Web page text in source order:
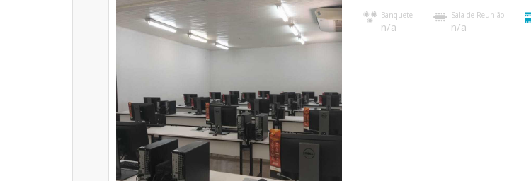
Banquete
n/a
Sala de Reunião
n/a